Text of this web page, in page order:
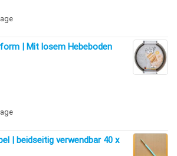
| Mit losem Hebeboden
| beidseitig verwendbar 40 x